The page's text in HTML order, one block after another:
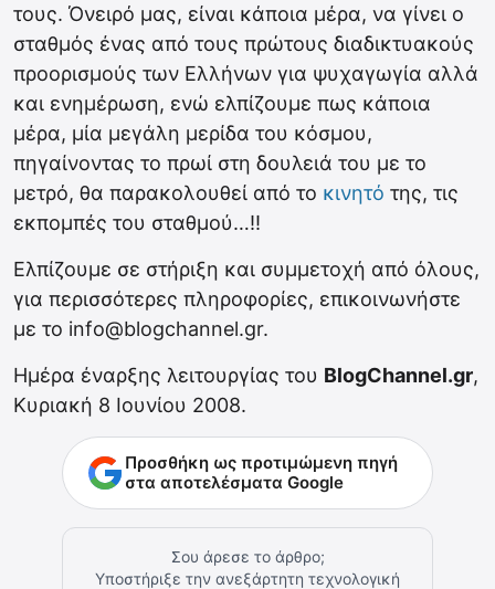
τους. Όνειρό μας, είναι κάποια μέρα, να γίνει ο
σταθμός ένας από τους πρώτους διαδικτυακούς
προορισμούς των Ελλήνων για ψυχαγωγία αλλά
και ενημέρωση, ενώ ελπίζουμε πως κάποια
μέρα, μία μεγάλη μερίδα του κόσμου,
πηγαίνοντας το πρωί στη δουλειά του με το
μετρό, θα παρακολουθεί από το κινητό της, τις
εκπομπές του σταθμού…!!
Ελπίζουμε σε στήριξη και συμμετοχή από όλους,
για περισσότερες πληροφορίες, επικοινωνήστε
με το info@blogchannel.gr.
Ημέρα έναρξης λειτουργίας του BlogChannel.gr,
Κυριακή 8 Ιουνίου 2008.
Προσθήκη ως προτιμώμενη πηγή
στα αποτελέσματα Google
Σου άρεσε το άρθρο;
Υποστήριξε την ανεξάρτητη τεχνολογική